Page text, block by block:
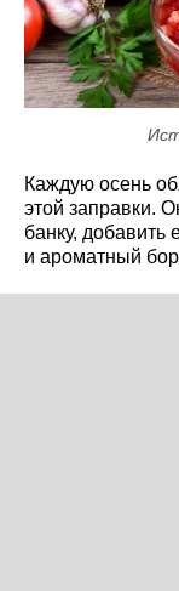
Каждую осень
этой заправки.
банку,
и ароматный